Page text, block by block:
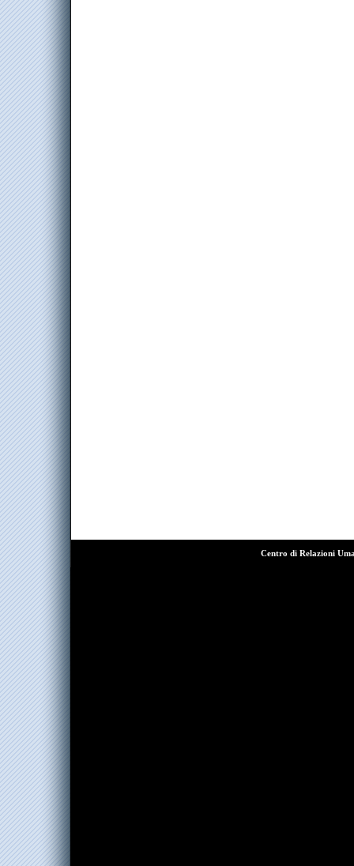
Centro di Relazioni